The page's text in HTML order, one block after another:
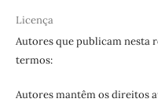
Licença
Autores que publicam nesta
termos:
Autores mantêm os direitos